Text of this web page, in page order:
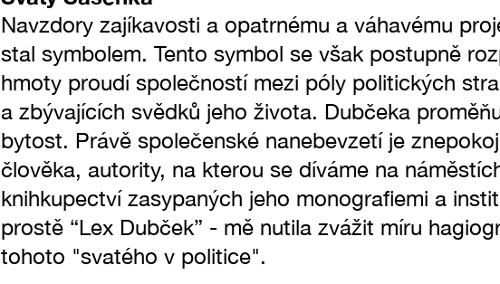
Navzdory zajíkavosti a opatrnému a váhavému
stal symbolem. Tento symbol se však postupně
hmoty proudí společností mezi póly politických
a zbývajících svědků jeho života. Dubčeka
bytost. Právě společenské nanebevzetí je
člověka, autority, na kterou se díváme na
knihkupectví zasypaných jeho monografiemi a
prostě “Lex Dubček” - mě nutila zvážit míru
tohoto "svatého v politice".